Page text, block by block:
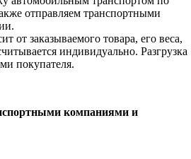
отправляем транспортными
от заказываемого товара, его веса,
индивидуально. Разгрузка
покупателя.
компаниями и